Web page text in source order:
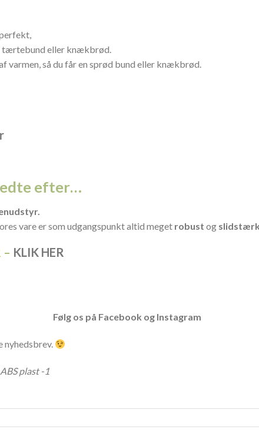
tærtebund eller knækbrød.
varmen, så du får en sprød bund eller knækbrød.
efter…
vare er som udgangspunkt altid meget robust og
– KLIK HER
Følg os på Facebook og Instagram
nyhedsbrev.
plast -1